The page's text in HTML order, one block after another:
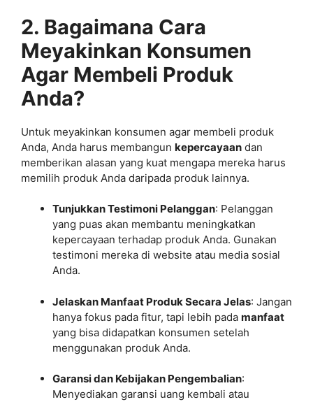
2. Bagaimana Cara
Meyakinkan Konsumen
Agar Membeli Produk
Anda?
Untuk meyakinkan konsumen agar membeli produk
Anda, Anda harus membangun kepercayaan dan
memberikan alasan yang kuat mengapa mereka harus
memilih produk Anda daripada produk lainnya.
Tunjukkan Testimoni Pelanggan: Pelanggan
yang puas akan membantu meningkatkan
kepercayaan terhadap produk Anda. Gunakan
testimoni mereka di website atau media sosial
Anda.
Jelaskan Manfaat Produk Secara Jelas: Jangan
hanya fokus pada fitur, tapi lebih pada manfaat
yang bisa didapatkan konsumen setelah
menggunakan produk Anda.
Garansi dan Kebijakan Pengembalian:
Menyediakan garansi uang kembali atau